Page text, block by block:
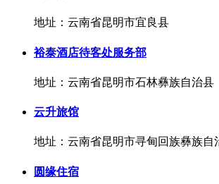
地址：云南省昆明市宜良县
裕泰酒店待客处服务部
地址：云南省昆明市石林彝族自治县
云升旅馆
地址：云南省昆明市寻甸回族彝族自
圆缘住宿